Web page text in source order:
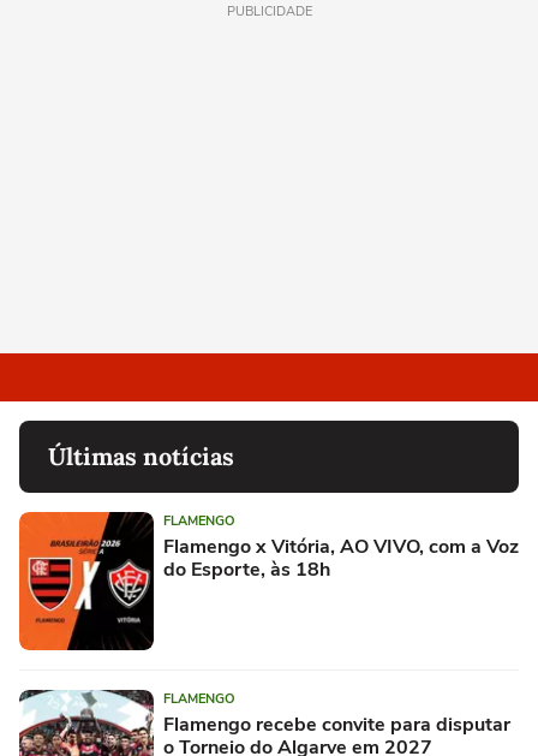
PUBLICIDADE
Últimas notícias
FLAMENGO
Flamengo x Vitória, AO VIVO, com a Voz
do Esporte, às 18h
FLAMENGO
Flamengo recebe convite para disputar
o Torneio do Algarve em 2027